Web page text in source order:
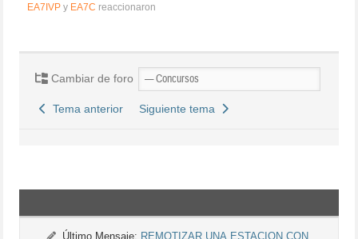
EA7IVP y EA7C reaccionaron
Cambiar de foro
Tema anterior Siguiente tema
Último Mensaje: REMOTIZAR UNA ESTACION CON